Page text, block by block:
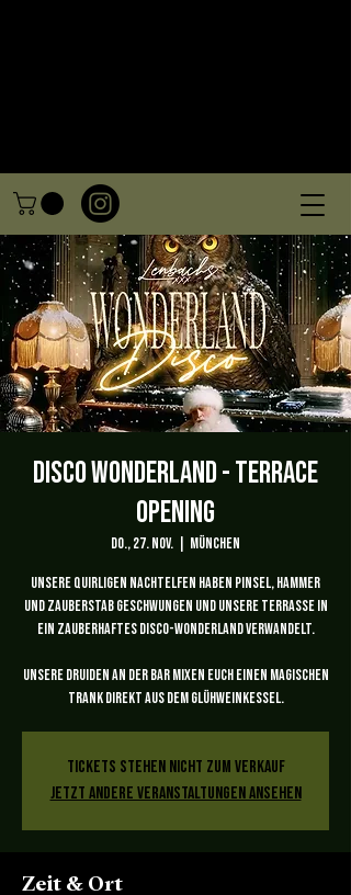
Disco Wonderland - Terrace
Opening
Do., 27. Nov. München
Unsere quirligen Nachtelfen haben Pinsel, Hammer
und Zauberstab geschwungen und unsere Terrasse in
ein zauberhaftes Disco-Wonderland verwandelt.
Unsere Druiden an der Bar mixen euch einen magischen
Trank direkt aus dem Glühweinkessel.
Tickets stehen nicht zum Verkauf
Jetzt andere Veranstaltungen ansehen
Zeit & Ort